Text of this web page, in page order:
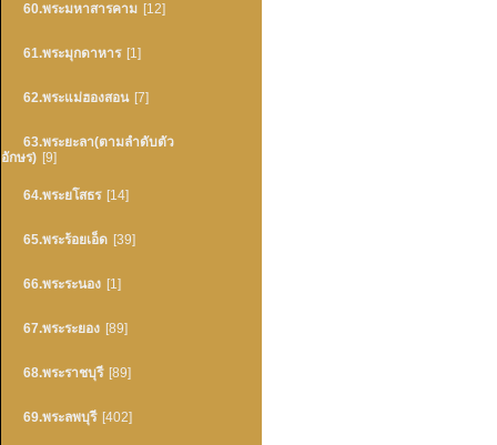
60.พระมหาสารคาม [12]
61.พระมุกดาหาร [1]
62.พระแม่ฮองสอน [7]
63.พระยะลา(ตามลำดับตัว
อักษร) [9]
64.พระยโสธร [14]
65.พระร้อยเอ็ด [39]
66.พระระนอง [1]
67.พระระยอง [89]
68.พระราชบุรี [89]
69.พระลพบุรี [402]